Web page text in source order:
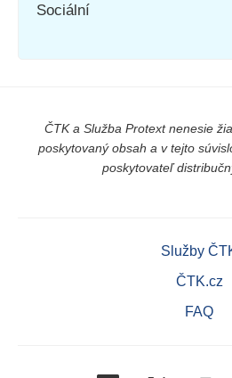
Sociální
ČTK a Služba Protext nenesie
poskytovaný obsah a v tejto
poskytovateľ
Služby
ČTK.cz
FAQ